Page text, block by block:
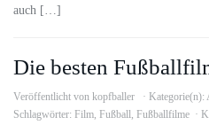
auch […]
Die besten
Veröffentlicht von kopfballer Kategorie(n):
Schlagwörter: Film, Fußball, Fußballfilme